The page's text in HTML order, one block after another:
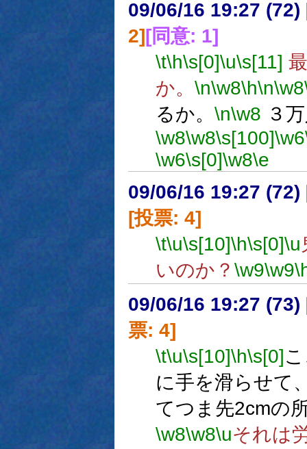
09/06/16 19:27 (72)
2][同意: 1]
\t\h\s[0]\u\s[11]
か。 \n\w8\h\n\w8
るか。 \n\w8 ３
\w8\w8\s[100]\w6
\w6\s[0]\w8\e
09/06/16 19:27 (72)
[投票: 4]
\t\u\s[10]\h\s[0]\u
いのか？ \w9\w9
09/06/16 19:27 (73)
票: 4]
\t\u\s[10]\h\s[0]
に手を滑らせて
てつま先2cmの
\w8\w8\uそれは